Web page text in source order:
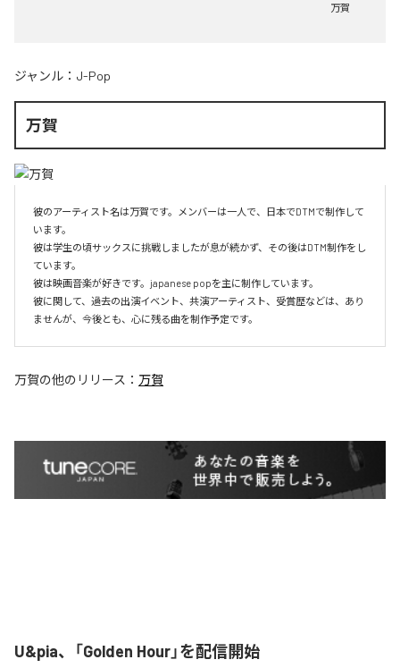
万賀
ジャンル： J-Pop
万賀
彼のアーティスト名は万賀です。メンバーは一人で、日本でDTMで制作して
います。
彼は学生の頃サックスに挑戦しましたが息が続かず、その後はDTM制作をし
ています。
彼は映画音楽が好きです。japanese popを主に制作しています。
彼に関して、過去の出演イベント、共演アーティスト、受賞歴などは、あり
ませんが、今後とも、心に残る曲を制作予定です。
万賀の他のリリース： 万賀
U&pia、「Golden Hour」を配信開始